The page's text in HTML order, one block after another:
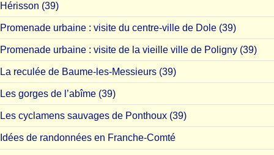
Hérisson (39)
Promenade urbaine : visite du centre-ville de Dole (39)
Promenade urbaine : visite de la vieille ville de Poligny (39)
La reculée de Baume-les-Messieurs (39)
Les gorges de l’abîme (39)
Les cyclamens sauvages de Ponthoux (39)
Idées de randonnées en Franche-Comté